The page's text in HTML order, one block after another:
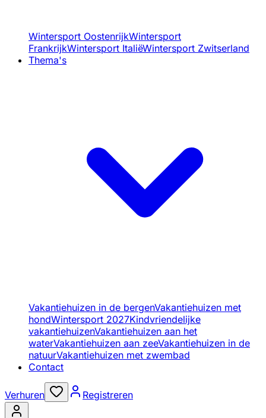
Wintersport OostenrijkWintersport
FrankrijkWintersport ItaliëWintersport Zwitserland
Thema's
Vakantiehuizen in de bergenVakantiehuizen met
hondWintersport 2027Kindvriendelijke
vakantiehuizenVakantiehuizen aan het
waterVakantiehuizen aan zeeVakantiehuizen in de
natuurVakantiehuizen met zwembad
Contact
Verhuren Registreren